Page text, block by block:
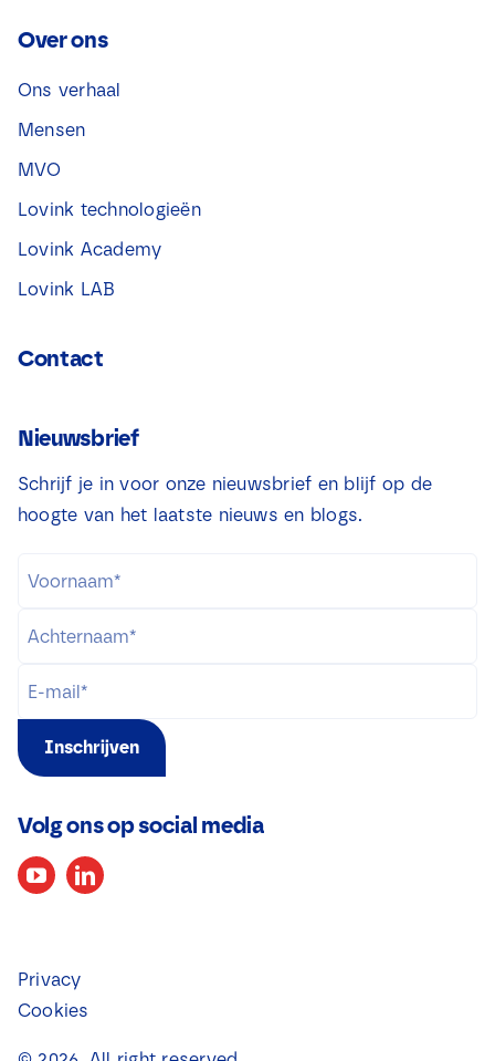
Over ons
Ons verhaal
Mensen
MVO
Lovink technologieën
Lovink Academy
Lovink LAB
Contact
Nieuwsbrief
Schrijf je in voor onze nieuwsbrief en blijf op de
hoogte van het laatste nieuws en blogs.
Inschrijven
Volg ons op social media
Privacy
Cookies